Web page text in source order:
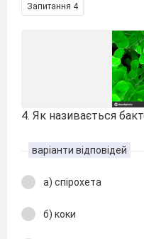
Запитання 4
4. Як називається
варіанти відповідей
а) спірохета
б) коки